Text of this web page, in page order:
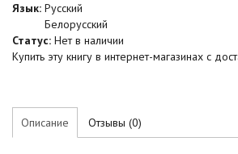
Язык: Русский
Белорусский
Статус: Нет в наличии
Купить эту книгу в интернет-магазинах с
Описание Отзывы (0)